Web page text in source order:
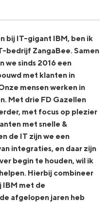
bij IT-gigant IBM, ben ik
bedrijf ZangaBee. Samen
we sinds 2016 een
met klanten in
mensen werken in
Met drie FD Gazellen
met focus op plezier
met snelle &
de IT zijn we een
integraties, en daar zijn
begin te houden, wil ik
Hierbij combineer
IBM met de
afgelopen jaren heb